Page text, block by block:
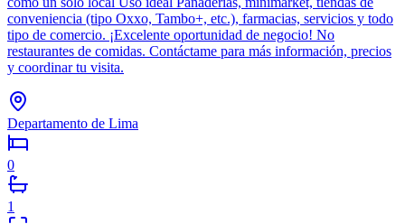
conveniencia (tipo Oxxo, Tambo+, etc.), farmacias, servicios y todo
tipo de comercio. ¡Excelente oportunidad de negocio! No
restaurantes de comidas. Contáctame para más información, precios
y coordinar tu visita.
Departamento de Lima
0
1